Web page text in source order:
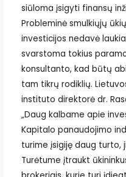
siūloma įsigyti finansų
Probleminė smulkiųjų
investicijos nedavė
svarstoma tokius
konsultanto, kad būtų
tam tikrų rodiklių.
instituto direktorė dr.
„Daug kalbame apie
Kapitalo panaudojimo
turime įsigiję daug turto,
Turėtume įtraukt